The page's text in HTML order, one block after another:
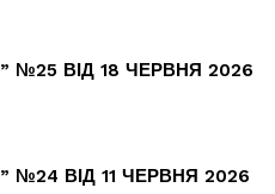
№25 ВІД 18 ЧЕРВНЯ 2026
№24 ВІД 11 ЧЕРВНЯ 2026